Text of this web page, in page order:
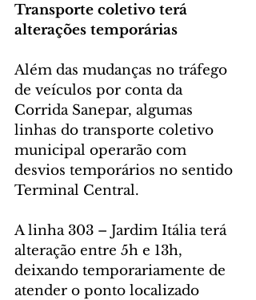
Transporte coletivo terá
alterações temporárias
Além das mudanças no tráfego
de veículos por conta da
Corrida Sanepar, algumas
linhas do transporte coletivo
municipal operarão com
desvios temporários no sentido
Terminal Central.
A linha 303 – Jardim Itália terá
alteração entre 5h e 13h,
deixando temporariamente de
atender o ponto localizado